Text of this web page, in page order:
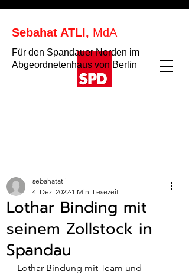
Sebahat ATLI, MdA
Für den Spandauer Norden im
Abgeordnetenhaus von Berlin
Lothar Binding mit
seinem Zollstock in
Spandau
sebahatatli
4. Dez. 2022 1 Min. Lesezeit
Lothar Bindung mit Team und